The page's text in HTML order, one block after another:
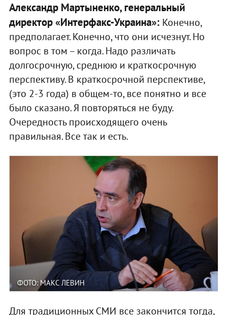
Александр Мартыненко, генеральный
директор «Интерфакс-Украина»:Конечно,
предполагает. Конечно, что они исчезнут. Но
вопрос в том – когда. Надо различать
долгосрочную, среднюю и краткосрочную
перспективу. В краткосрочной перспективе,
(это 2-3 года) в общем-то, все понятно и все
было сказано. Я повторяться не буду.
Очередность происходящего очень
правильная. Все так и есть.
ФОТО: МАКС ЛЕВИН
Для традиционных СМИ все закончится тогда,